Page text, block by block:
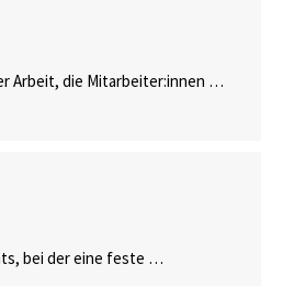
Arbeit, die Mitarbeiter:innen …
bei der eine feste …